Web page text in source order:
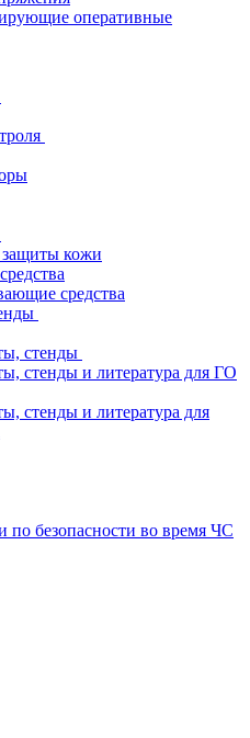
оперативные
защиты кожи
средства
стенды
стенды и литература для ГО
стенды и литература для
по безопасности во время ЧС